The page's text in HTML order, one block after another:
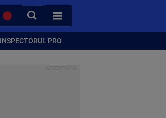
CAUTA
TOATE CATEGORIILE
INSPECTORUL PRO